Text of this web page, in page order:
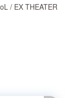
/ EX THEATER